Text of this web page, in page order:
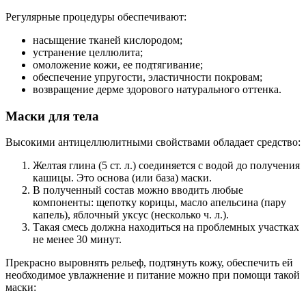
Регулярные процедуры обеспечивают:
насыщение тканей кислородом;
устранение целлюлита;
омоложение кожи, ее подтягивание;
обеспечение упругости, эластичности покровам;
возвращение дерме здорового натурального оттенка.
Маски для тела
Высокими антицеллюлитными свойствами обладает средство:
Желтая глина (5 ст. л.) соединяется с водой до получения
кашицы. Это основа (или база) маски.
В полученный состав можно вводить любые
компоненты: щепотку корицы, масло апельсина (пару
капель), яблочный уксус (несколько ч. л.).
Такая смесь должна находиться на проблемных участках
не менее 30 минут.
Прекрасно выровнять рельеф, подтянуть кожу, обеспечить ей
необходимое увлажнение и питание можно при помощи такой
маски: